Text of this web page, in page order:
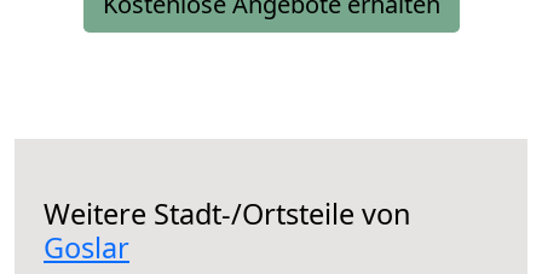
Weitere Stadt-/Ortsteile von
Goslar